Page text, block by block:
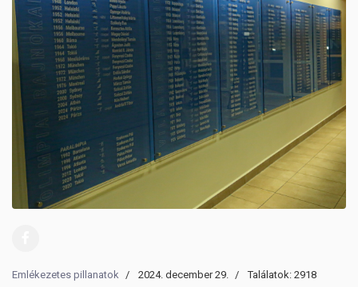
Emlékezetes pillanatok 2024. december 29. Találatok: 2918